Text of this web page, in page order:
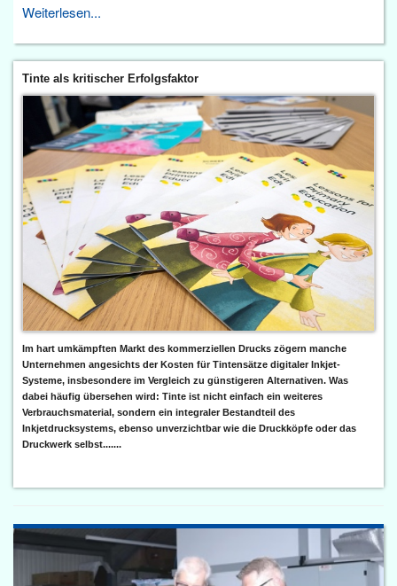
Weiterlesen...
Tinte als kritischer Erfolgsfaktor
Im hart umkämpften Markt des kommerziellen Drucks zögern manche
Unternehmen angesichts der Kosten für Tintensätze digitaler Inkjet-
Systeme, insbesondere im Vergleich zu günstigeren Alternativen. Was
dabei häufig übersehen wird: Tinte ist nicht einfach ein weiteres
Verbrauchsmaterial, sondern ein integraler Bestandteil des
Inkjetdrucksystems, ebenso unverzichtbar wie die Druckköpfe oder das
Druckwerk selbst.......